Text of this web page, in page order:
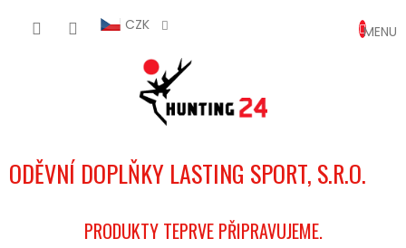
CZK
KOŠÍK
ODĚVNÍ DOPLŇKY LASTING SPORT, S.R.O.
PRODUKTY TEPRVE PŘIPRAVUJEME.